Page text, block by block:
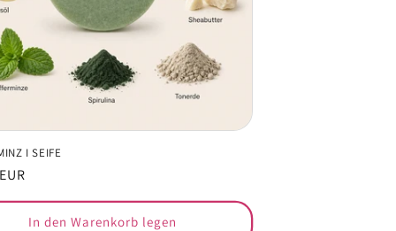
I SEIFE
In den Warenkorb legen